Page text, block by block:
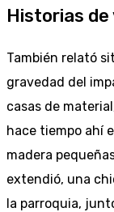
Historias de
También relató
gravedad del
casas de
hace tiempo ahí
madera
extendió, una
la parroquia,